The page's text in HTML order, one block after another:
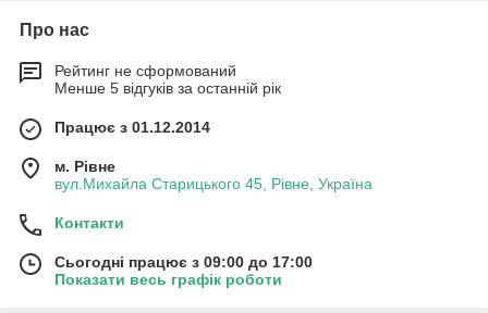
Про нас
Рейтинг не сформований
Менше 5 відгуків за останній рік
Працює з 01.12.2014
м. Рівне
вул.Михайла Старицького 45, Рівне, Україна
Контакти
Сьогодні працює з 09:00 до 17:00
Показати весь графік роботи